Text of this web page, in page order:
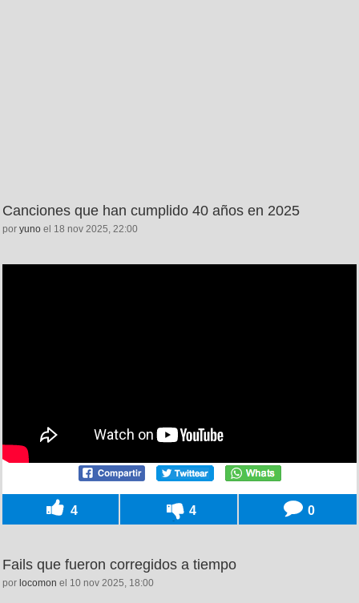
Canciones que han cumplido 40 años en 2025
por yuno el 18 nov 2025, 22:00
4 4 0
Fails que fueron corregidos a tiempo
por locomon el 10 nov 2025, 18:00